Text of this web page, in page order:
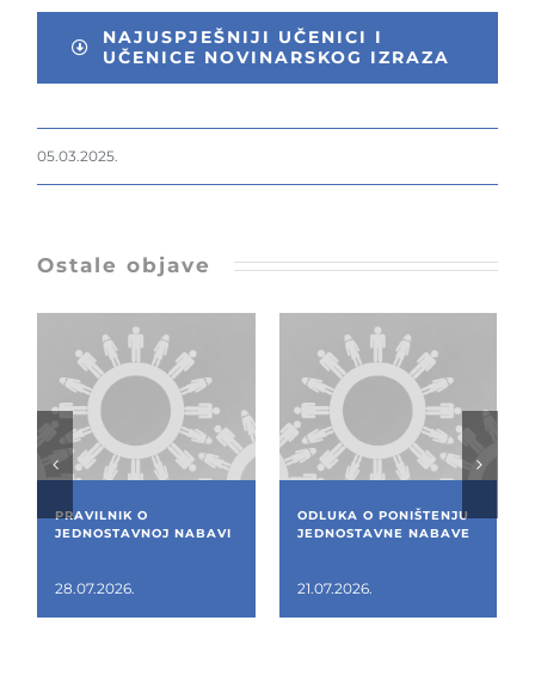
NAJUSPJEŠNIJI UČENICI I
UČENICE NOVINARSKOG IZRAZA
05.03.2025.
Ostale objave
PRAVILNIK O
JEDNOSTAVNOJ NABAVI
28.07.2026.
ODLUKA O PONIŠTENJU
JEDNOSTAVNE NABAVE
21.07.2026.